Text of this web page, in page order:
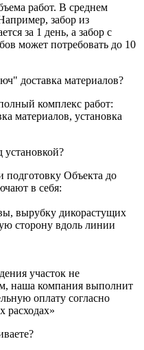
работ. В среднем
забор из
за 1 день, а забор с
может потребовать до 10
доставка материалов?
комплекс работ:
материалов, установка
установкой?
подготовку Объекта до
в себя:
вырубку дикорастущих
сторону вдоль линии
участок не
наша компания выполнит
оплату согласно
расходах»